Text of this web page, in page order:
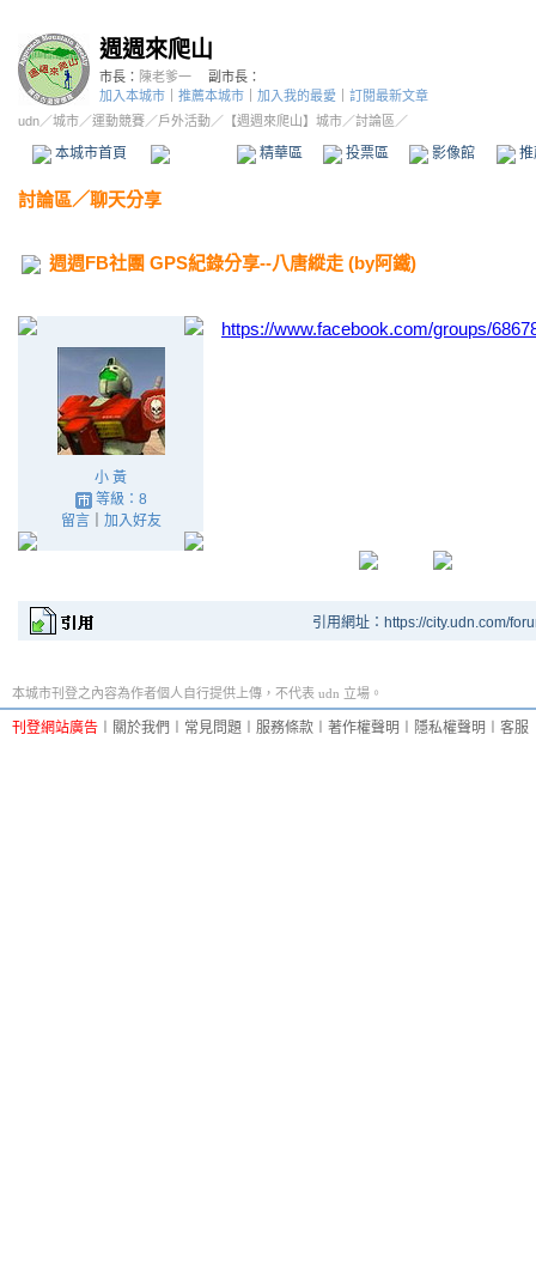
週週來爬山
市長： 陳老爹一
副市長：
加入本城市
推薦本城市 加入我的最愛
訂閱最新文章
udn／城市／運動競賽／戶外活動／ 【週週來爬山】城市／討論區／
本城市首頁 精華區 投票區 影像館
討論區／聊天分享
週週FB社團 GPS紀錄分享--八唐縱走 (by阿鐵)
小 黃
等級：8
留言｜ 加入好友
https://www.facebook.com/groups/
引用網址：https://city.udn.com/
本城市刊登之內容為作者個人自行提供上傳，不代表 udn 立場。
刊登網站廣告 關於我們 常見問題 服務條款 著作權聲明 隱私權聲明 客服